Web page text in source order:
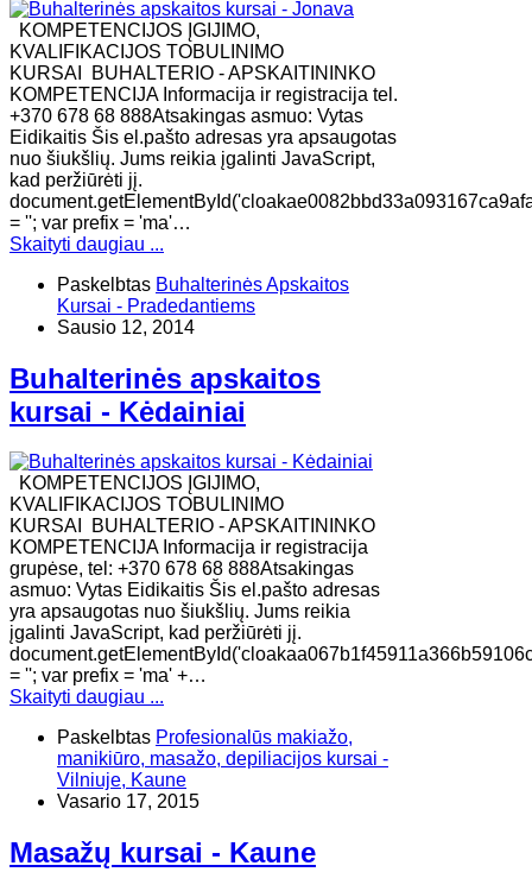
KOMPETENCIJOS ĮGIJIMO,
KVALIFIKACIJOS TOBULINIMO
KURSAI BUHALTERIO - APSKAITININKO
KOMPETENCIJA Informacija ir registracija tel.
+370 678 68 888Atsakingas asmuo: Vytas
Eidikaitis Šis el.pašto adresas yra apsaugotas
nuo šiukšlių. Jums reikia įgalinti JavaScript,
kad peržiūrėti jį.
= ''; var prefix = 'ma'…
Skaityti daugiau ...
Paskelbtas Buhalterinės Apskaitos
Kursai - Pradedantiems
Sausio 12, 2014
Buhalterinės apskaitos
kursai - Kėdainiai
KOMPETENCIJOS ĮGIJIMO,
KVALIFIKACIJOS TOBULINIMO
KURSAI BUHALTERIO - APSKAITININKO
KOMPETENCIJA Informacija ir registracija
grupėse, tel: +370 678 68 888Atsakingas
asmuo: Vytas Eidikaitis Šis el.pašto adresas
yra apsaugotas nuo šiukšlių. Jums reikia
įgalinti JavaScript, kad peržiūrėti jį.
= ''; var prefix = 'ma' +…
Skaityti daugiau ...
Paskelbtas Profesionalūs makiažo,
manikiūro, masažo, depiliacijos kursai -
Vilniuje, Kaune
Vasario 17, 2015
Masažų kursai - Kaune